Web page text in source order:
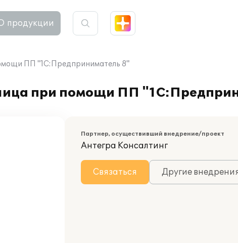
продукции
ПП "1С:Предприниматель 8"
при помощи ПП
Партнер, осуществивший внедрение/проект
Антегра Консалтинг
Связаться Другие